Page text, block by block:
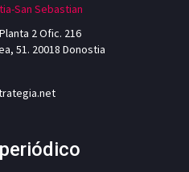
San Sebastian
2 Ofic. 216
51. 20018 Donostia